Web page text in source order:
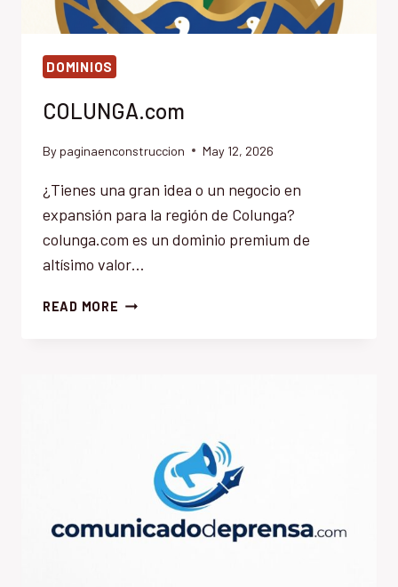
DOMINIOS
COLUNGA.com
By paginaenconstruccion May 12, 2026
¿Tienes una gran idea o un negocio en
expansión para la región de Colunga?
colunga.com es un dominio premium de
altísimo valor…
READ MORE COLUNGA.COM